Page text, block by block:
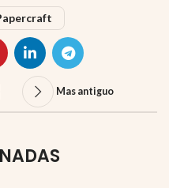
Mas antiguo